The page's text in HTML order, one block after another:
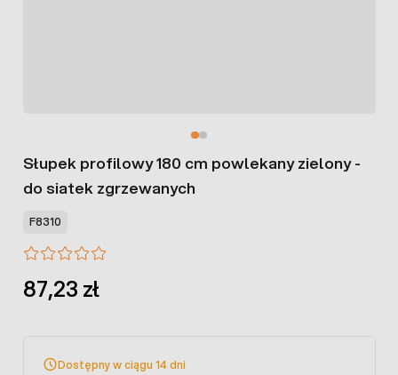
Słupek profilowy 180 cm powlekany zielony -
do siatek zgrzewanych
F8310
87,23 zł
Dostępny w ciągu 14 dni